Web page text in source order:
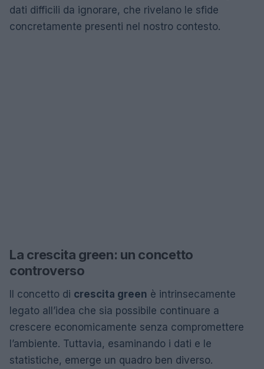
dati difficili da ignorare, che rivelano le sfide
concretamente presenti nel nostro contesto.
La crescita green: un concetto
controverso
Il concetto di crescita green è intrinsecamente
legato all’idea che sia possibile continuare a
crescere economicamente senza compromettere
l’ambiente. Tuttavia, esaminando i dati e le
statistiche, emerge un quadro ben diverso.